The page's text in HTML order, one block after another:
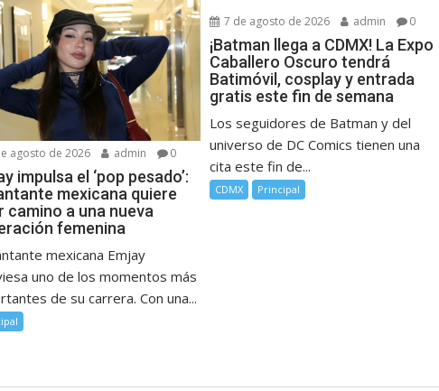
agosto de 2026 admin 0
impulsa el ‘pop pesado’:
mexicana quiere
camino a una nueva
femenina
mexicana Emjay
uno de los momentos más
de su carrera. Con una...
7 de agosto de 2026 admin 0
¡Batman llega a CDMX! La Expo
Caballero Oscuro tendrá
Batimóvil, cosplay y entrada
gratis este fin de semana
Los seguidores de Batman y del
universo de DC Comics tienen una
cita este fin de...
CDMX Principal